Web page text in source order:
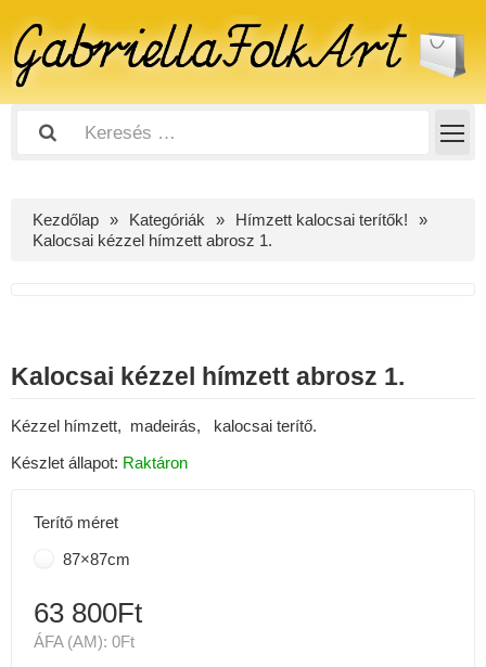
Kezdőlap Kategóriák
Hímzett kalocsai terítők!
Kalocsai kézzel hímzett abrosz 1.
Kalocsai kézzel hímzett abrosz 1.
Kézzel hímzett, madeirás, kalocsai terítő.
Készlet állapot: Raktáron
Terítő méret
87×87cm
63 800Ft
ÁFA (AM): 0Ft